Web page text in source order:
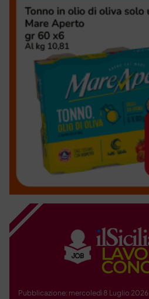
Pubblicazione: mercoledì 8 Luglio 2026